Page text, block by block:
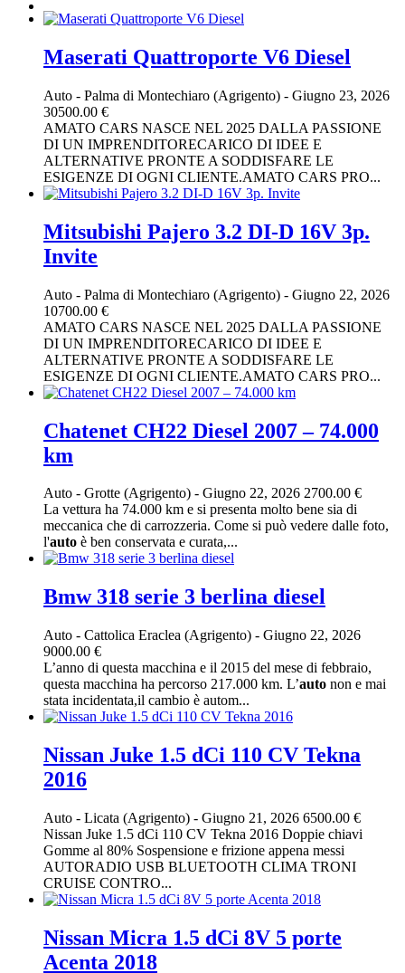
Maserati Quattroporte V6 Diesel
Auto - Palma di Montechiaro (Agrigento) - Giugno 23, 2026
30500.00 €
AMATO CARS NASCE NEL 2025 DALLA PASSIONE
DI UN IMPRENDITORECARICO DI IDEE E
ALTERNATIVE PRONTE A SODDISFARE LE
ESIGENZE DI OGNI CLIENTE.AMATO CARS PRO...
Mitsubishi Pajero 3.2 DI-D 16V 3p.
Invite
Auto - Palma di Montechiaro (Agrigento) - Giugno 22, 2026
10700.00 €
AMATO CARS NASCE NEL 2025 DALLA PASSIONE
DI UN IMPRENDITORECARICO DI IDEE E
ALTERNATIVE PRONTE A SODDISFARE LE
ESIGENZE DI OGNI CLIENTE.AMATO CARS PRO...
Chatenet CH22 Diesel 2007 – 74.000
km
Auto - Grotte (Agrigento) - Giugno 22, 2026 2700.00 €
La vettura ha 74.000 km e si presenta molto bene sia di
meccanica che di carrozzeria. Come si può vedere dalle foto,
l'auto è ben conservata e curata,...
Bmw 318 serie 3 berlina diesel
Auto - Cattolica Eraclea (Agrigento) - Giugno 22, 2026
9000.00 €
L’anno di questa macchina e il 2015 del mese di febbraio,
questa macchina ha percorso 217.000 km. L’auto non e mai
stata incidentata,il cambio è autom...
Nissan Juke 1.5 dCi 110 CV Tekna
2016
Auto - Licata (Agrigento) - Giugno 21, 2026 6500.00 €
Nissan Juke 1.5 dCi 110 CV Tekna 2016 Doppie chiavi
Gomme al 80% Sospensione e frizione appena messi
AUTORADIO USB BLUETOOTH CLIMA TRONI
CRUISE CONTRO...
Nissan Micra 1.5 dCi 8V 5 porte
Acenta 2018